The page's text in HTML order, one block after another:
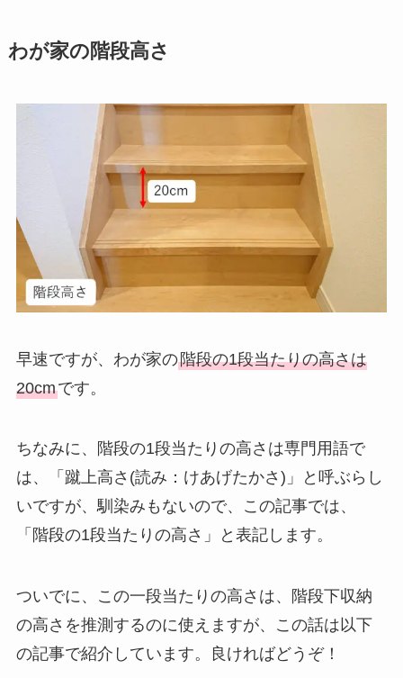
わが家の階段高さ
早速ですが、わが家の階段の1段当たりの高さは
20cmです。
ちなみに、階段の1段当たりの高さは専門用語で
は、「蹴上高さ(読み：けあげたかさ)」と呼ぶらし
いですが、馴染みもないので、この記事では、
「階段の1段当たりの高さ」と表記します。
ついでに、この一段当たりの高さは、階段下収納
の高さを推測するのに使えますが、この話は以下
の記事で紹介しています。良ければどうぞ！